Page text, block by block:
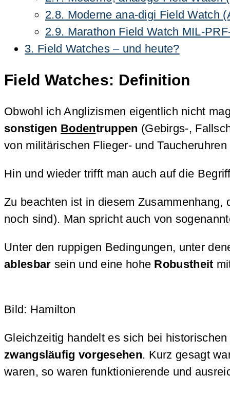
2.8. Moderne ana-digi Field Watch
2.9. Marathon Field Watch MIL-
3. Field Watches – und heute?
Field Watches: Definition
Obwohl ich Anglizismen eigentlich nicht
sonstigen Bodentruppen (Gebirgs-,
von militärischen Flieger- und Taucheruhren
Hin und wieder trifft man auch auf die
Zu beachten ist in diesem
noch sind). Man spricht auch von
Unter den ruppigen Bedingungen, unter
ablesbar sein und eine hohe Robustheit
Bild: Hamilton
Gleichzeitig handelt es sich bei
zwangsläufig vorgesehen. Kurz gesagt
waren, so waren funktionierende und